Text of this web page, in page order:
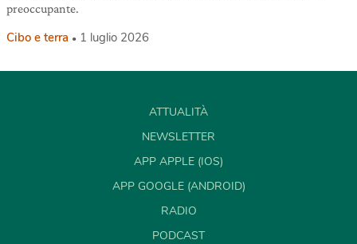
preoccupante.
Cibo e terra 1 luglio 2026
ATTUALITÀ
NEWSLETTER
APP APPLE (IOS)
APP GOOGLE (ANDROID)
RADIO
PODCAST